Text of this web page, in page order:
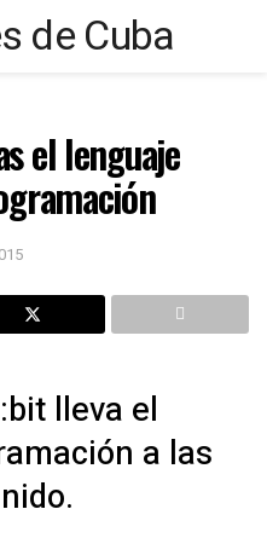
el lenguaje
lleva el
a las